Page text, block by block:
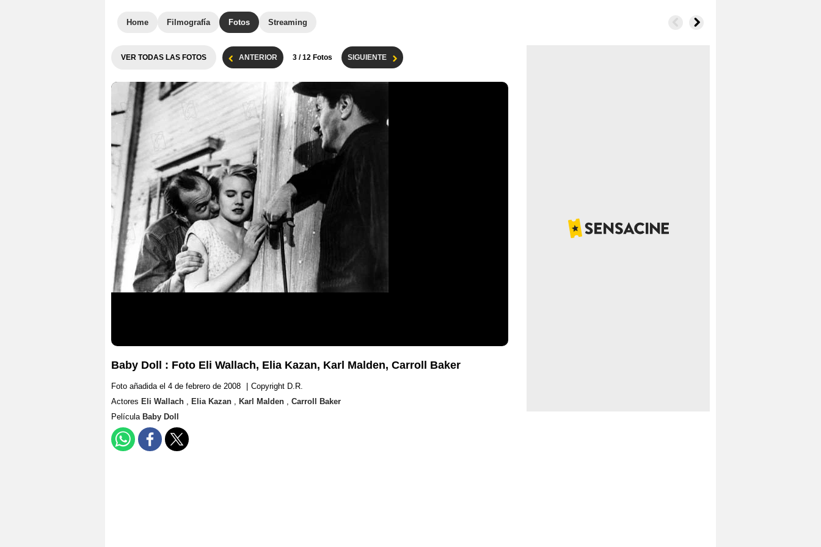
Home Filmografía Fotos Streaming
VER TODAS LAS FOTOS ANTERIOR 3 / 12 Fotos SIGUIENTE
Baby Doll : Foto Eli Wallach, Elia Kazan, Karl Malden, Carroll Baker
Foto añadida el 4 de febrero de 2008
Copyright D.R.
Actores Eli Wallach , Elia Kazan , Karl Malden , Carroll Baker
Película Baby Doll